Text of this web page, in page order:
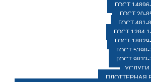
ГОСТ
ГОСТ 20-
ГОСТ 481-
ГОСТ
ГОСТ
ГОСТ 5398-
ГОСТ 9833-
УСЛУГИ
ПЛОТТЕРНАЯ